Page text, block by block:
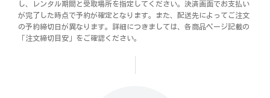
し、レンタル期間と受取場所を指定してください。決済画面でお支払い
が完了した時点で予約が確定となります。また、配送先によってご注文
の予約締切日が異なります。詳細につきましては、各商品ページ記載の
「注文締切目安」をご確認ください。